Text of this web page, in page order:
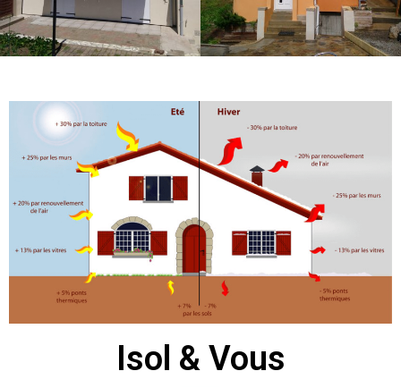
Isol & Vous